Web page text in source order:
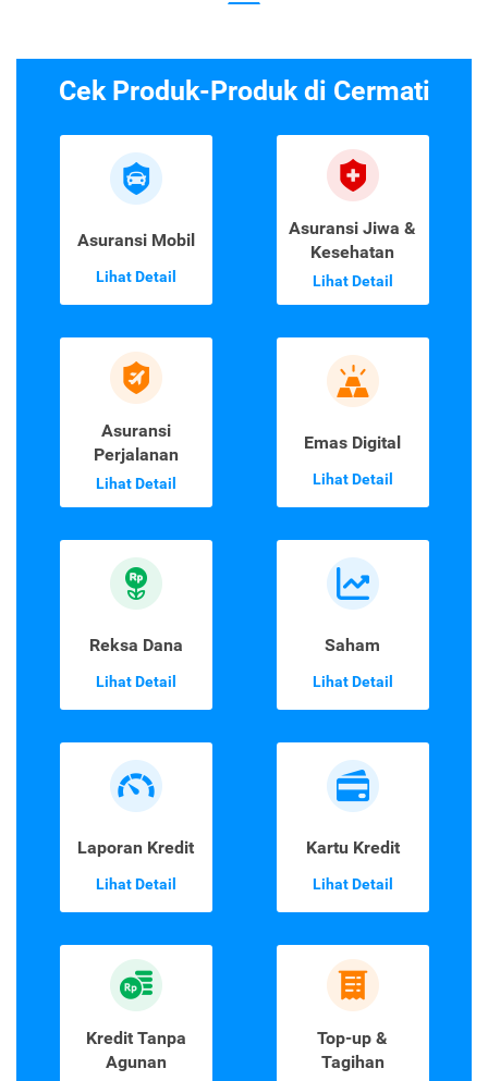
Cek Produk-Produk di Cermati
Asuransi Mobil
Lihat Detail
Asuransi Jiwa &
Kesehatan
Lihat Detail
Asuransi
Perjalanan
Lihat Detail
Emas Digital
Lihat Detail
Reksa Dana
Lihat Detail
Saham
Lihat Detail
Laporan Kredit
Lihat Detail
Kartu Kredit
Lihat Detail
Kredit Tanpa
Agunan
Top-up &
Tagihan